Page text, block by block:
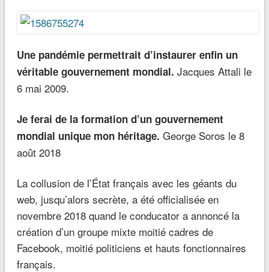
Une pandémie permettrait d’instaurer enfin un
véritable gouvernement mondial. Jacques Attali le
6 mai 2009.
Je ferai de la formation d’un gouvernement
mondial unique mon héritage. George Soros le 8
août 2018
La collusion de l’État français avec les géants du
web, jusqu’alors secrète, a été officialisée en
novembre 2018 quand le conducator a annoncé la
création d’un groupe mixte moitié cadres de
Facebook, moitié politiciens et hauts fonctionnaires
français.